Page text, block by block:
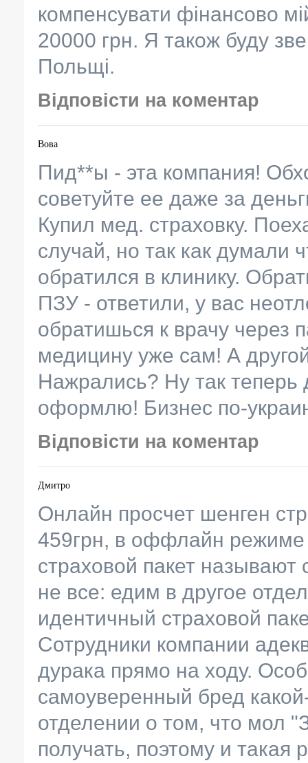
компенсувати фінансово
20000 грн. Я також буду
Польщі.
Відповісти на коментар
Вова
Пид**ы - эта компания!
советуйте ее даже за
Купил мед. страховку.
случай, но так как думали
обратился в клинику.
ПЗУ - ответили, у вас
обратишься к врачу через
медицину уже сам! А
Нажрались? Ну так теперь
оформлю! Бизнес по-
Відповісти на коментар
Дмитро
Онлайн просчет шенген
459грн, в оффлайн
страховой пакет
не все: едим в другое
идентичный страховой
Сотрудники компании
дурака прямо на ходу.
самоуверенный бред
отделении о том, что мол
получать, поэтому и такая